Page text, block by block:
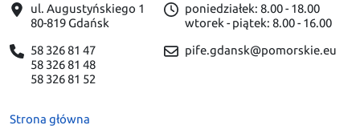
ul. Augustyńskiego 1
80-819 Gdańsk
58 326 81 47
58 326 81 48
58 326 81 52
poniedziałek: 8.00 - 18.00
wtorek - piątek: 8.00 - 16.00
pife.gdansk@pomorskie.eu
Strona główna